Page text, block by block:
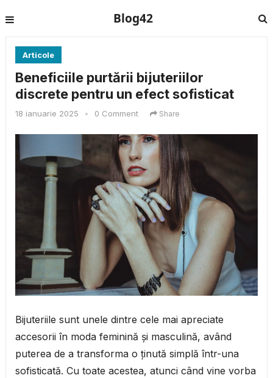
Blog42
Articole
Beneficiile purtării bijuteriilor
discrete pentru un efect sofisticat
18 ianuarie 2025 • 0 Comment Share
Bijuteriile sunt unele dintre cele mai apreciate
accesorii în moda feminină și masculină, având
puterea de a transforma o ținută simplă într-una
sofisticată. Cu toate acestea, atunci când vine vorba